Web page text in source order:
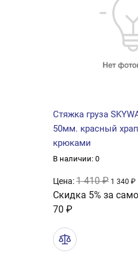
Стяжка груза
50мм. красный
крюками
В наличии: 0
Цена:1 410 ₽ 1 340 ₽
Скидка 5% за
70 ₽